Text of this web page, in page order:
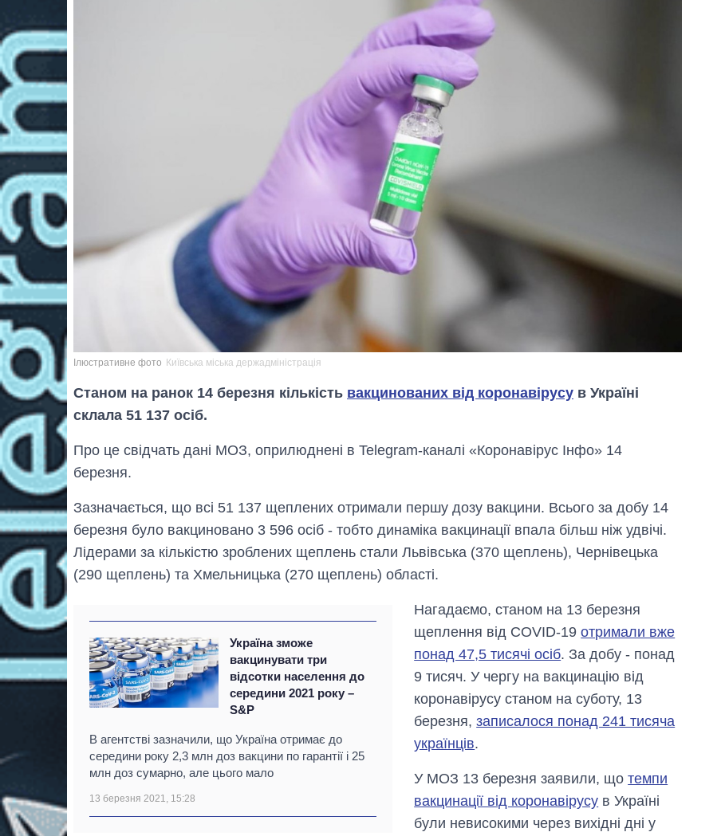
Ілюстративне фото Київська міська держадміністрація
Станом на ранок 14 березня кількість вакцинованих від коронавірусу в Україні
склала 51 137 осіб.
Про це свідчать дані МОЗ, оприлюднені в Telegram-каналі «Коронавірус Інфо» 14
березня.
Зазначається, що всі 51 137 щеплених отримали першу дозу вакцини. Всього за добу 14
березня було вакциновано 3 596 осіб - тобто динаміка вакцинації впала більш ніж удвічі.
Лідерами за кількістю зроблених щеплень стали Львівська (370 щеплень), Чернівецька
(290 щеплень) та Хмельницька (270 щеплень) області.
Україна зможе
вакцинувати три
відсотки населення до
середини 2021 року –
S&P
В агентстві зазначили, що Україна отримає до
середини року 2,3 млн доз вакцини по гарантії і 25
млн доз сумарно, але цього мало
13 березня 2021, 15:28
Нагадаємо, станом на 13 березня
щеплення від COVID-19отримали вже
понад 47,5 тисячі осіб. За добу - понад
9 тисяч. У чергу на вакцинацію від
коронавірусу станом на суботу, 13
березня,записалося понад 241 тисяча
українців.
У МОЗ 13 березня заявили, щотемпи
вакцинації від коронавірусу в Україні
були невисокими через вихідні дні у
бюджет
оборони за 13
років війни з
росією